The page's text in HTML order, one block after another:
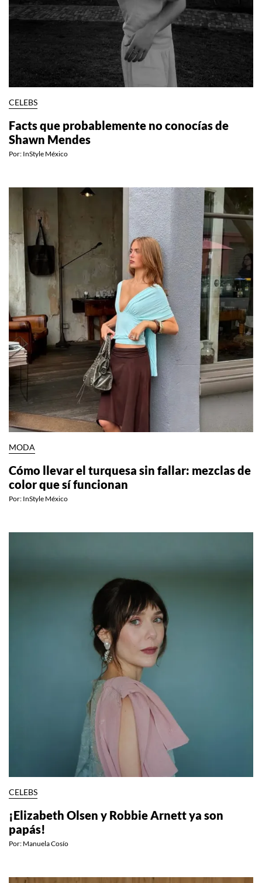
CELEBS
Facts que probablemente no conocías de
Shawn Mendes
Por: InStyle México
MODA
Cómo llevar el turquesa sin fallar: mezclas de
color que sí funcionan
Por: InStyle México
CELEBS
¡Elizabeth Olsen y Robbie Arnett ya son
papás!
Por: Manuela Cosío